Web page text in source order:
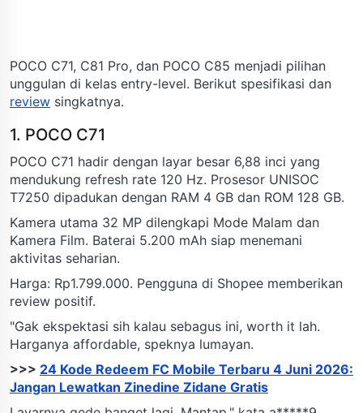
POCO C71, C81 Pro, dan POCO C85 menjadi pilihan
unggulan di kelas entry-level. Berikut spesifikasi dan
review singkatnya.
1. POCO C71
POCO C71 hadir dengan layar besar 6,88 inci yang
mendukung refresh rate 120 Hz. Prosesor UNISOC
T7250 dipadukan dengan RAM 4 GB dan ROM 128 GB.
Kamera utama 32 MP dilengkapi Mode Malam dan
Kamera Film. Baterai 5.200 mAh siap menemani
aktivitas seharian.
Harga: Rp1.799.000. Pengguna di Shopee memberikan
review positif.
"Gak ekspektasi sih kalau sebagus ini, worth it lah.
Harganya affordable, speknya lumayan.
>>> 24 Kode Redeem FC Mobile Terbaru 4 Juni 2026:
Jangan Lewatkan Zinedine Zidane Gratis